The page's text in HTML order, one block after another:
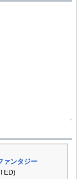
↑
ァンタジー